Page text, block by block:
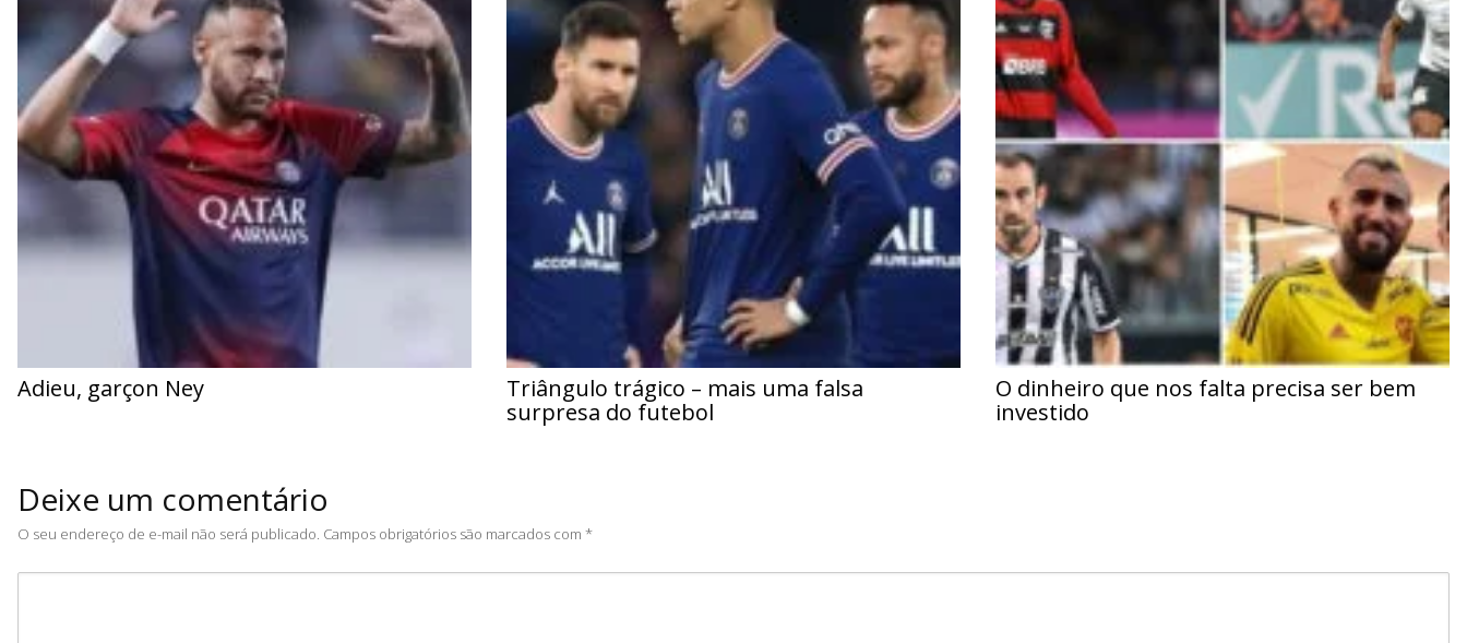
Adieu, garçon Ney
Triângulo trágico – mais uma falsa
surpresa do futebol
O dinheiro que nos falta precisa ser bem
investido
Deixe um comentário
O seu endereço de e-mail não será publicado. Campos obrigatórios são marcados com *